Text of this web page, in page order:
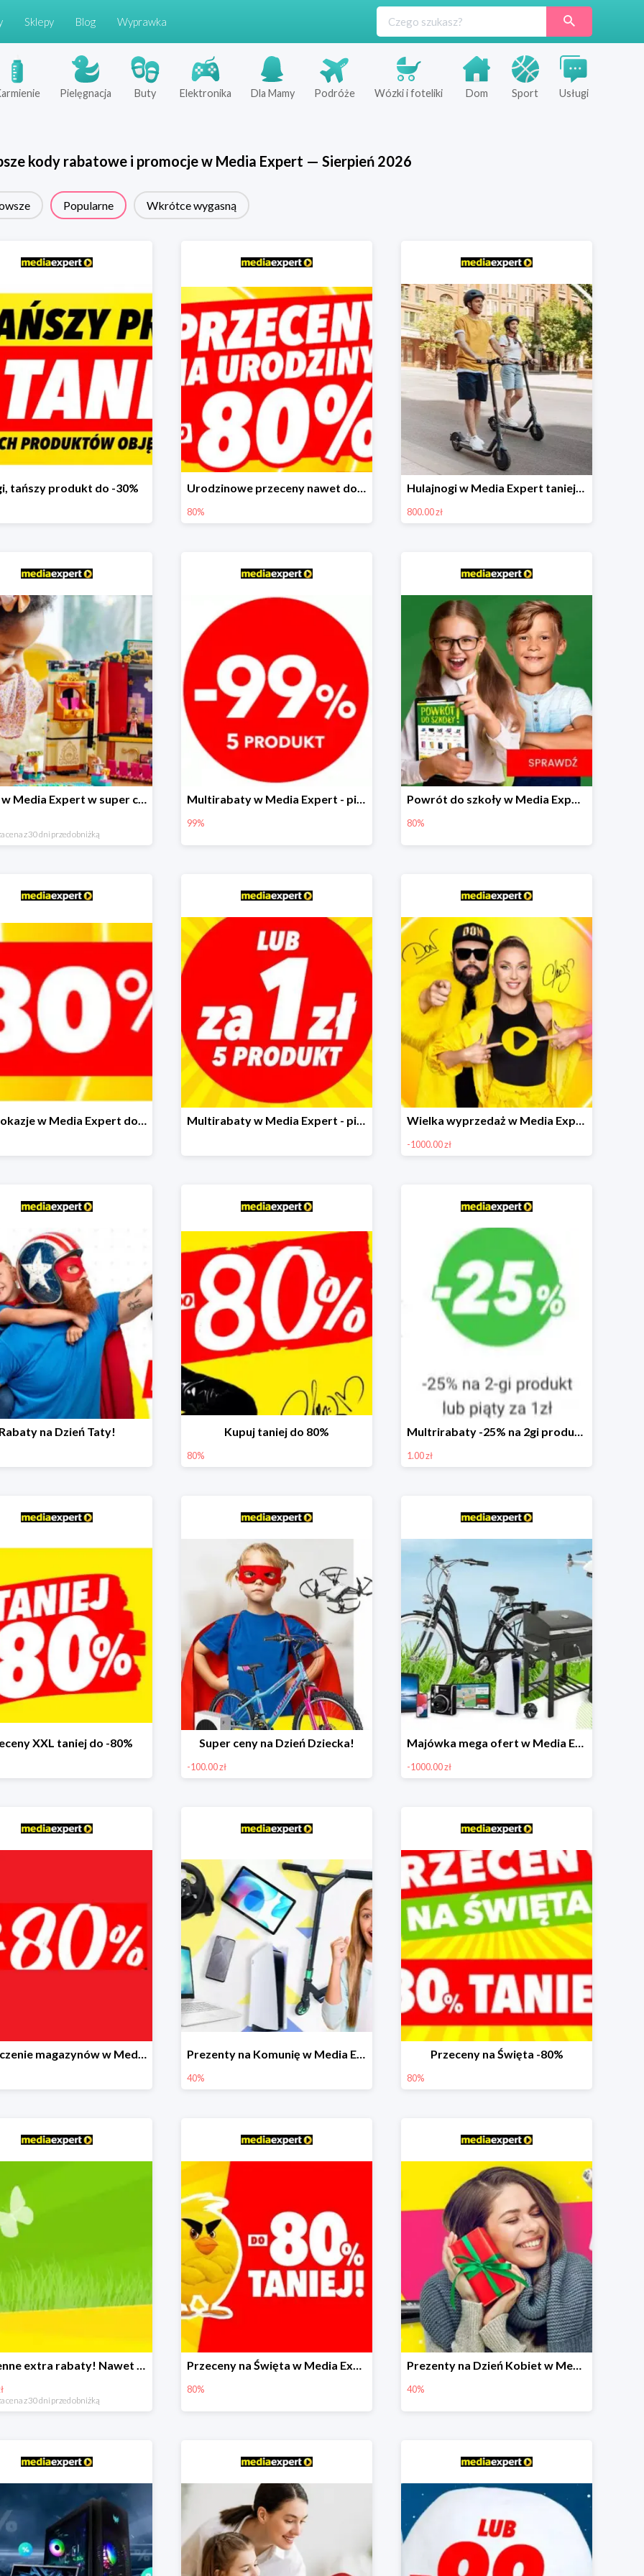
Sklepy Blog Wyprawka
Pielęgnacja Buty Elektronika Dla Mamy Podróże Wózki i foteliki Dom Sport Usługi
kody rabatowe i promocje w Media Expert — Sierpień 2026
Popularne Wkrótce wygasną
tańszy produkt do -30% Urodzinowe przeceny nawet do -80%
80%
Hulajnogi w Media Expert taniej nawet o 800zł!
800.00 zł
LEGO w Media Expert w super cenach!
cena z 30 dni przed obniżką
Multirabaty w Media Expert - piąty produkt -99%!
99%
Powrót do szkoły w Media Expert do -80%
80%
Mega okazje w Media Expert do -80% Multirabaty w Media Expert - piąty produkt za 1 zł Wielka wyprzedaż w Media Expert do -1000 zł
-1000.00 zł
na Dzień Taty! Kupuj taniej do 80%
80%
Multrirabaty -25% na 2gi produkt lub 5ty produkt za 1zł
1.00 zł
XXL taniej do -80% Super ceny na Dzień Dziecka!
-100.00 zł
Majówka mega ofert w Media Expert do -1000 zł
-1000.00 zł
Czyszczenie magazynów w Media Expert do -80% Prezenty na Komunię w Media Expert do -40%
40%
Przeceny na Święta -80%
80%
Wiosenne extra rabaty! Nawet 600zł taniej!
cena z 30 dni przed obniżką
Przeceny na Święta w Media Expert do -80%
80%
Prezenty na Dzień Kobiet w Media Expert do -40%
40%